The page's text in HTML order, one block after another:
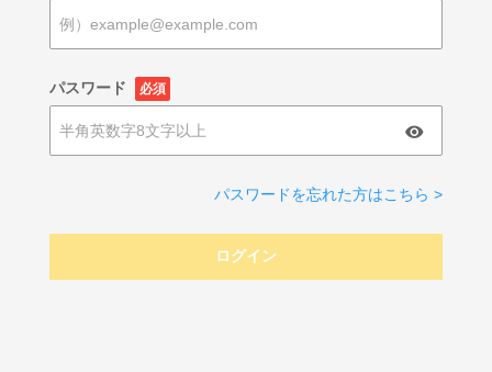
パスワード 必須
パスワードを忘れた方はこちら >
ログイン